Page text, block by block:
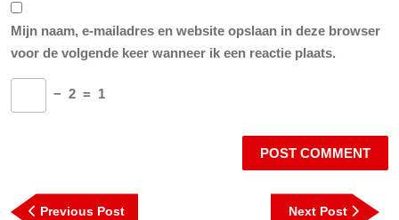
Mijn naam, e-mailadres en website opslaan in deze browser
voor de volgende keer wanneer ik een reactie plaats.
− 2 = 1
Berichtnavigatie
Previous PostPrevious
Next Post
Next